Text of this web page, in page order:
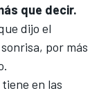
que decir.
dijo el
por más
en las